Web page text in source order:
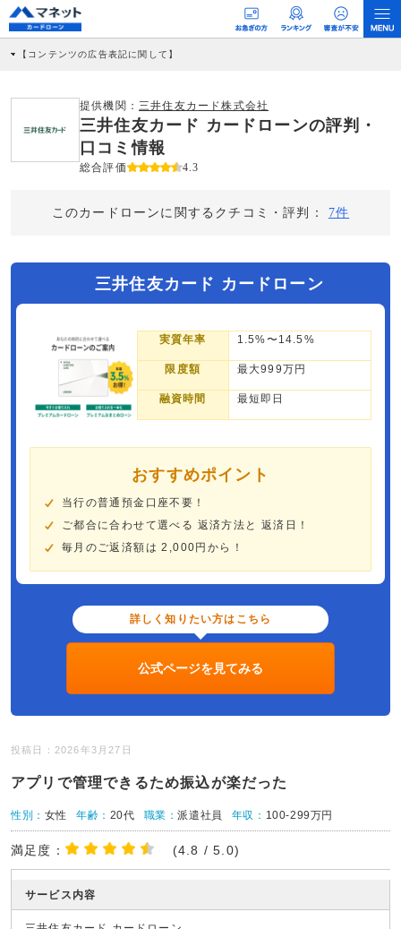
【コンテンツの広告表記に関して】
社に対して企業から紹介報酬が支払われるという収益モデルです。 ただし、特定の
商品を根拠なくPRするものではなく、当編集部の調査／ユーザーへの口コミ収集な
どに基づき、公平性を担保した情報提供を行っています。
提供機関： 三井住友カード株式会社
三井住友カード カードローンの評判・
口コミ情報
総合評価 4.3
このカードローンに関するクチコミ・評判： 7件
三井住友カード カードローン
実質年率 1.5%〜14.5%
限度額 最大999万円
融資時間 最短即日
おすすめポイント
当行の普通預金口座不要！
ご都合に合わせて選べる 返済方法と 返済日！
毎月のご返済額は 2,000円から！
詳しく知りたい方はこちら
公式ページを見てみる
投稿日：2026年3月27日
アプリで管理できるため振込が楽だった
性別： 女性 年齢： 20代 職業：派遣社員 年収： 100-299万円
満足度： (4.8 / 5.0)
サービス内容